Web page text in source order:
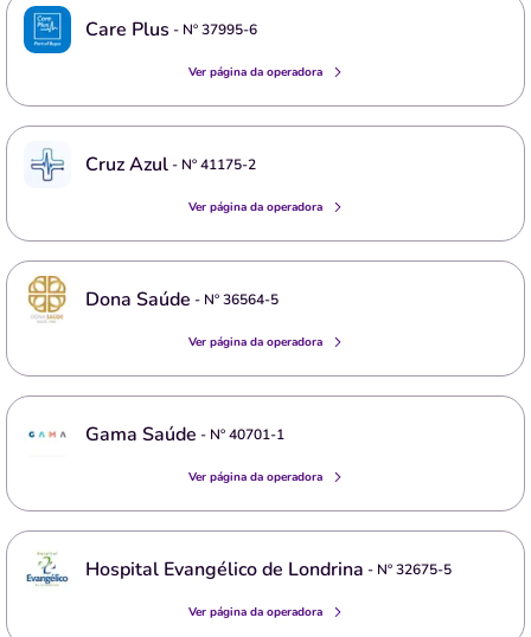
Care Plus - Nº37995-6
Ver página da operadora
Cruz Azul- Nº41175-2
Ver página da operadora
Dona Saúde - Nº36564-5
Ver página da operadora
Gama Saúde - Nº40701-1
Ver página da operadora
Hospital Evangélico de Londrina - Nº32675-5
Ver página da operadora